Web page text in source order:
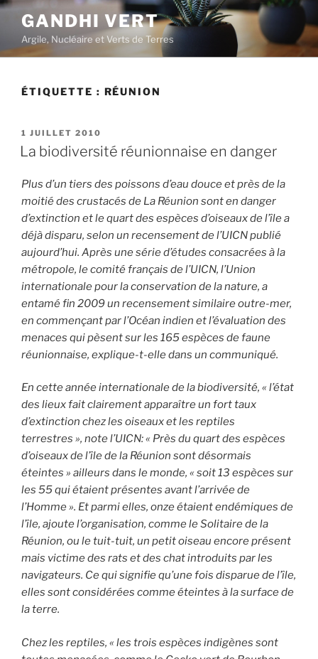
Aller
contenu
principal
GANDHI VERT
Argile, Nucléaire et Verts de Terres
ÉTIQUETTE : RÉUNION
PUBLIÉ
LE
1 JUILLET 2010
La biodiversité réunionnaise en danger
Plus d’un tiers des poissons d’eau douce et près de la
moitié des crustacés de La Réunion sont en danger
d’extinction et le quart des espèces d’oiseaux de l’île a
déjà disparu, selon un recensement de l’UICN publié
aujourd’hui. Après une série d’études consacrées à la
métropole, le comité français de l’UICN, l’Union
internationale pour la conservation de la nature, a
entamé fin 2009 un recensement similaire outre-mer,
en commençant par l’Océan indien et l’évaluation des
menaces qui pèsent sur les 165 espèces de faune
réunionnaise, explique-t-elle dans un communiqué.
En cette année internationale de la biodiversité, « l’état
des lieux fait clairement apparaître un fort taux
d’extinction chez les oiseaux et les reptiles
terrestres », note l’UICN: « Près du quart des espèces
d’oiseaux de l’île de la Réunion sont désormais
éteintes » ailleurs dans le monde, « soit 13 espèces sur
les 55 qui étaient présentes avant l’arrivée de
l’Homme ». Et parmi elles, onze étaient endémiques de
l’île, ajoute l’organisation, comme le Solitaire de la
Réunion, ou le tuit-tuit, un petit oiseau encore présent
mais victime des rats et des chat introduits par les
navigateurs. Ce qui signifie qu’une fois disparue de l’île,
elles sont considérées comme éteintes à la surface de
la terre.
Chez les reptiles, « les trois espèces indigènes sont